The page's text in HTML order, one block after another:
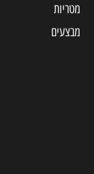
מטריות
מבצעים